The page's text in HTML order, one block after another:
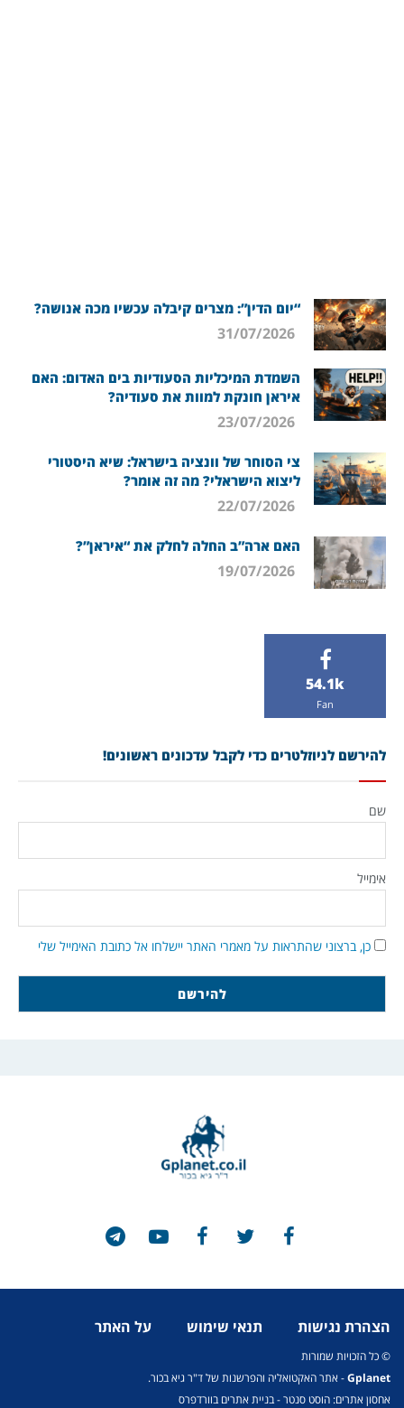
“יום הדין”: מצרים קיבלה עכשיו מכה אנושה?
השמדת המיכליות הסעודיות בים האדום: האם
איראן חונקת למוות את סעודיה?
צי הסוחר של וונציה בישראל: שיא היסטורי
ליצוא הישראלי? מה זה אומר?
האם ארה”ב החלה לחלק את “איראן”?
54.1k
Fan
להירשם לניוזלטרים כדי לקבל עדכונים ראשונים!
שם
אימייל
כן, ברצוני שהתראות על מאמרי האתר יישלחו אל כתובת האימייל שלי
הצהרת נגישות תנאי שימוש על האתר
© כל הזכויות שמורות
Gplanet- אתר האקטואליה והפרשנות של ד"ר גיא בכור.
אחסון אתרים: הוסט סנטר-בניית אתרים בוורדפרס